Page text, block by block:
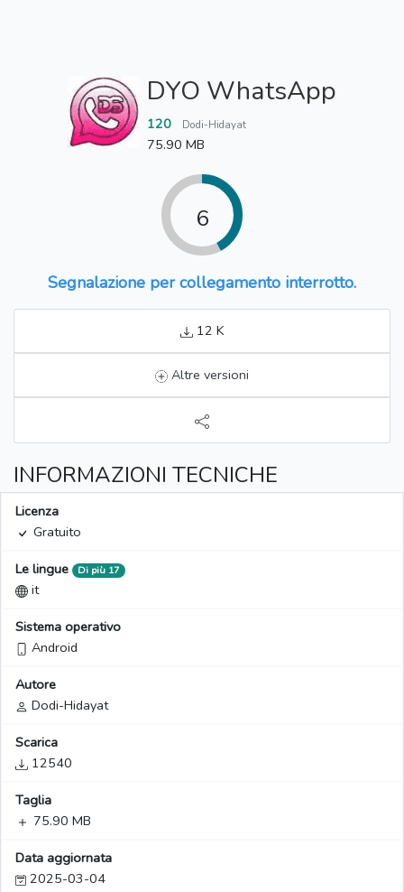
DYO WhatsApp
120 Dodi-Hidayat
75.90 MB
6
Segnalazione per collegamento interrotto.
12 K
Altre versioni
INFORMAZIONI TECNICHE
Licenza
Gratuito
Le lingue Di più 17
it
Sistema operativo
Android
Autore
Dodi-Hidayat
Scarica
12540
Taglia
75.90 MB
Data aggiornata
2025-03-04